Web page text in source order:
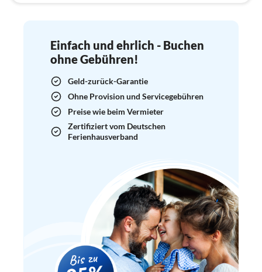
Einfach und ehrlich - Buchen
ohne Gebühren!
Geld-zurück-Garantie
Ohne Provision und Servicegebühren
Preise wie beim Vermieter
Zertifiziert vom Deutschen
Ferienhausverband